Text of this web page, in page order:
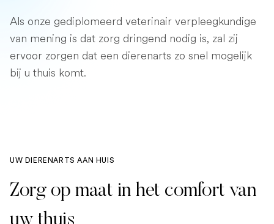
Als onze gediplomeerd veterinair verpleegkundige
van mening is dat zorg dringend nodig is, zal zij
ervoor zorgen dat een dierenarts zo snel mogelijk
bij u thuis komt.
UW DIERENARTS AAN HUIS
Zorg op maat in het comfort van